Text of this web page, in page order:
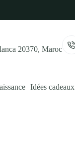
20370, Maroc
Idées cadeaux